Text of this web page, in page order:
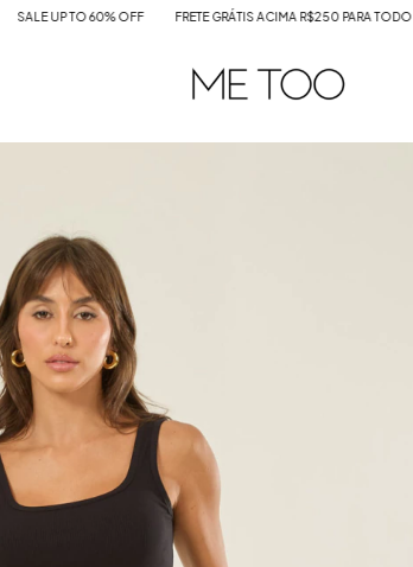
TO 60% OFF FRETE GRÁTIS ACIMA R$250 PARA TODO O BRASIL!